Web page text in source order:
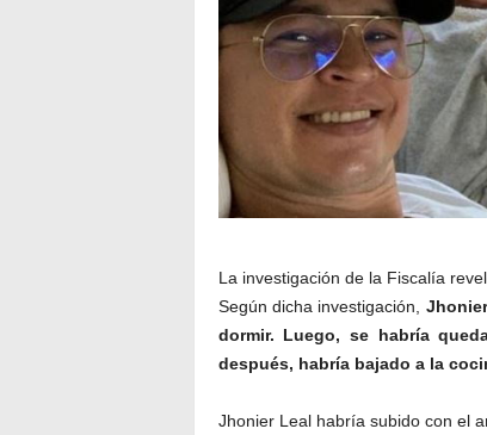
La investigación de la Fiscalía
Según dicha investigación,
dormir. Luego, se habría
después, habría bajado a la
Jhonier Leal habría subido con el